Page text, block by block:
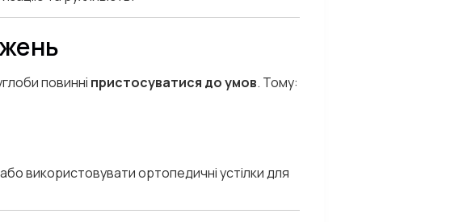
повинні пристосуватися до умов. Тому:
використовувати ортопедичні устілки для